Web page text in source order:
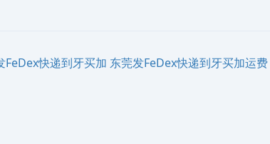
FeDex快递到‌‌‌牙买加 东莞发FeDex快递到‌‌‌牙买加运费